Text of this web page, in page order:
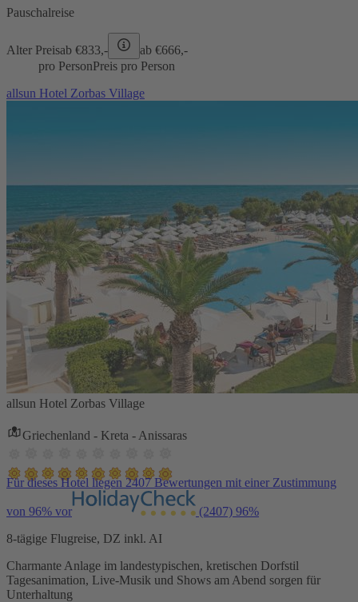
Pauschalreise
Alter Preisab €833,- ab €666,-
pro PersonPreis pro Person
allsun Hotel Zorbas Village
allsun Hotel Zorbas Village
Griechenland - Kreta - Anissaras
Für dieses Hotel liegen 2407 Bewertungen mit einer Zustimmung
von 96% vor (2407) 96%
8-tägige Flugreise, DZ inkl. AI
Charmante Anlage im landestypischen, kretischen Dorfstil
Tagesanimation, Live-Musik und Shows am Abend sorgen für
Unterhaltung